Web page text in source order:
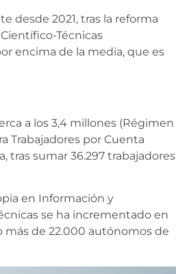
desde 2021, tras la reforma
Técnicas
encima de la media, que es
a los 3,4 millones (Régimen
Trabajadores por Cuenta
tras sumar 36.297 trabajadores
en Información y
se ha incrementado en
más de 22.000 autónomos de